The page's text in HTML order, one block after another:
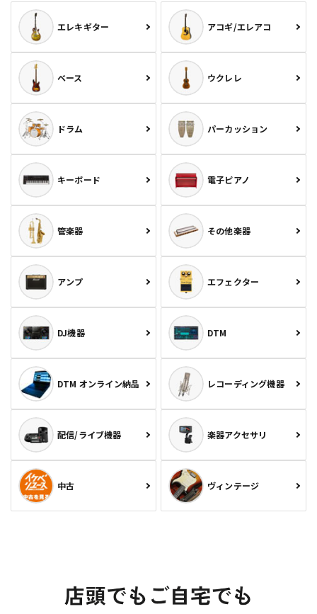
エレキギター アコギ/エレアコ
ベース ウクレレ
ドラム パーカッション
キーボード 電子ピアノ
管楽器 その他楽器
アンプ エフェクター
DJ機器 DTM
DTM オンライン納品 レコーディング機器
配信/ライブ機器 楽器アクセサリ
中古 ヴィンテージ